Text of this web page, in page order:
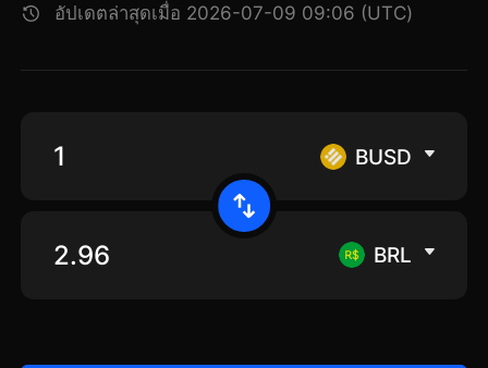
อัปเดตล่าสุดเมื่อ 2026-07-09 09:06 (UTC)
BUSD
BRL